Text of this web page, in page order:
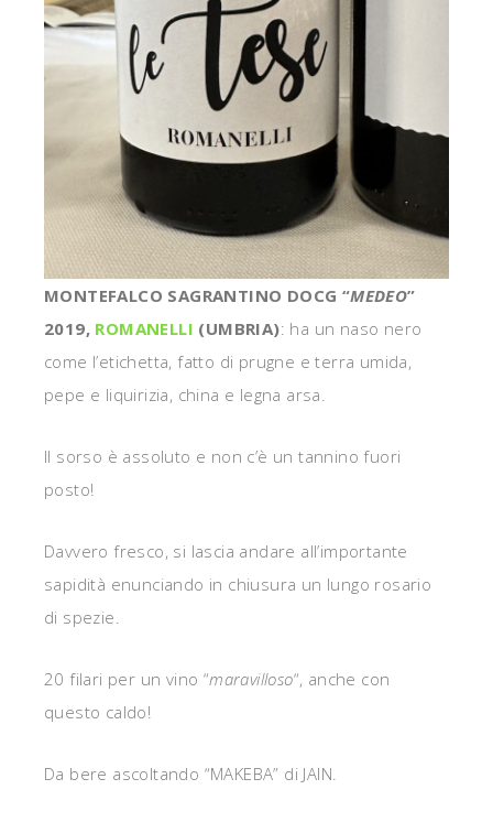
MONTEFALCO SAGRANTINO DOCG “MEDEO”
2019, ROMANELLI (UMBRIA): ha un naso nero
come l’etichetta, fatto di prugne e terra umida,
pepe e liquirizia, china e legna arsa.
Il sorso è assoluto e non c’è un tannino fuori
posto!
Davvero fresco, si lascia andare all’importante
sapidità enunciando in chiusura un lungo rosario
di spezie.
20 filari per un vino “maravilloso“, anche con
questo caldo!
Da bere ascoltando “MAKEBA” di JAIN.